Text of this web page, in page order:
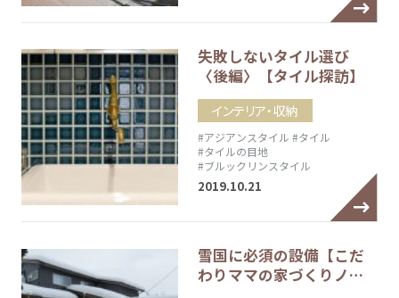
失敗しないタイル選び
〈後編〉【タイル探訪】
インテリア・収納
#アジアンスタイル #タイル
#タイルの目地
#ブルックリンスタイル
2019.10.21
雪国に必須の設備【こだ
わりママの家づくりノ…